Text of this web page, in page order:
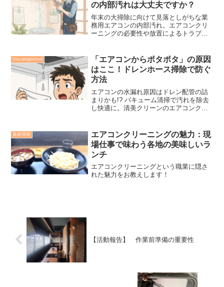
の内部汚れは大丈夫ですか？
年末の大掃除に向けて見落としがちな業
務用エアコンの内部汚れ。エアコンクリ
ーニングの必要性や放置によるトラブ
Uncategorized
「エアコンからポタポタ」の原因
はここ！ドレンホース掃除で防ぐ
方法
エアコンの水漏れ原因はドレン配管の詰
まりかも!? バキューム清掃で汚れを除去
し快適に。清美クリーンのエアコンクリ
最新情報
エアコンクリーニングの魅力：現
場仕事で味わう各地の美味しいラ
ンチ
エアコンクリーニングという職業に隠さ
れた魅力をお教えします！
【活動報告】 作業前準備の重要性